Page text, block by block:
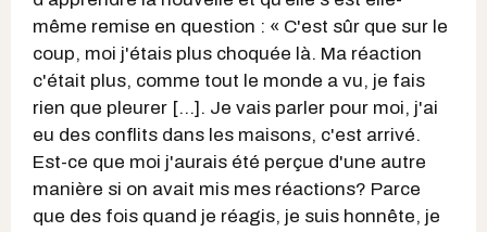
même remise en question : « C'est sûr que sur le
coup, moi j'étais plus choquée là. Ma réaction
c'était plus, comme tout le monde a vu, je fais
rien que pleurer [...]. Je vais parler pour moi, j'ai
eu des conflits dans les maisons, c'est arrivé.
Est-ce que moi j'aurais été perçue d'une autre
manière si on avait mis mes réactions? Parce
que des fois quand je réagis, je suis honnête, je